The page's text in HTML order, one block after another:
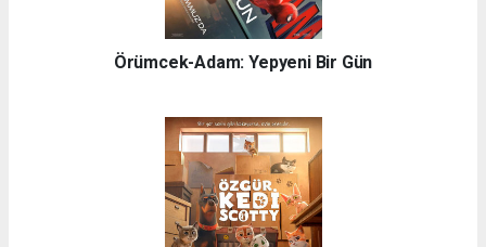
Örümcek-Adam: Yepyeni Bir Gün